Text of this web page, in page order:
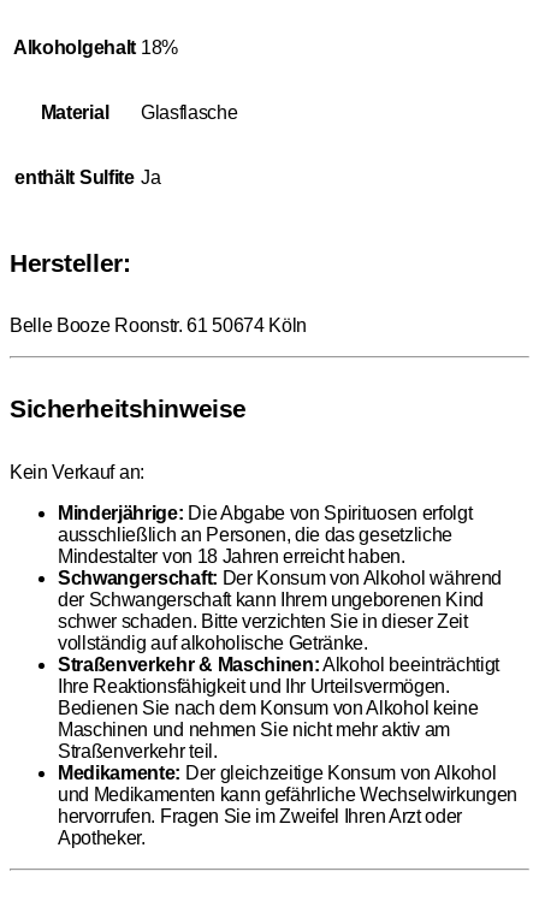
Alkoholgehalt 18%
Material Glasflasche
enthält Sulfite Ja
Hersteller:
Belle Booze Roonstr. 61 50674 Köln
Sicherheitshinweise
Kein Verkauf an:
Minderjährige: Die Abgabe von Spirituosen erfolgt
ausschließlich an Personen, die das gesetzliche
Mindestalter von 18 Jahren erreicht haben.
Schwangerschaft: Der Konsum von Alkohol während
der Schwangerschaft kann Ihrem ungeborenen Kind
schwer schaden. Bitte verzichten Sie in dieser Zeit
vollständig auf alkoholische Getränke.
Straßenverkehr & Maschinen:Alkohol beeinträchtigt
Ihre Reaktionsfähigkeit und Ihr Urteilsvermögen.
Bedienen Sie nach dem Konsum von Alkohol keine
Maschinen und nehmen Sie nicht mehr aktiv am
Straßenverkehr teil.
Medikamente: Der gleichzeitige Konsum von Alkohol
und Medikamenten kann gefährliche Wechselwirkungen
hervorrufen. Fragen Sie im Zweifel Ihren Arzt oder
Apotheker.